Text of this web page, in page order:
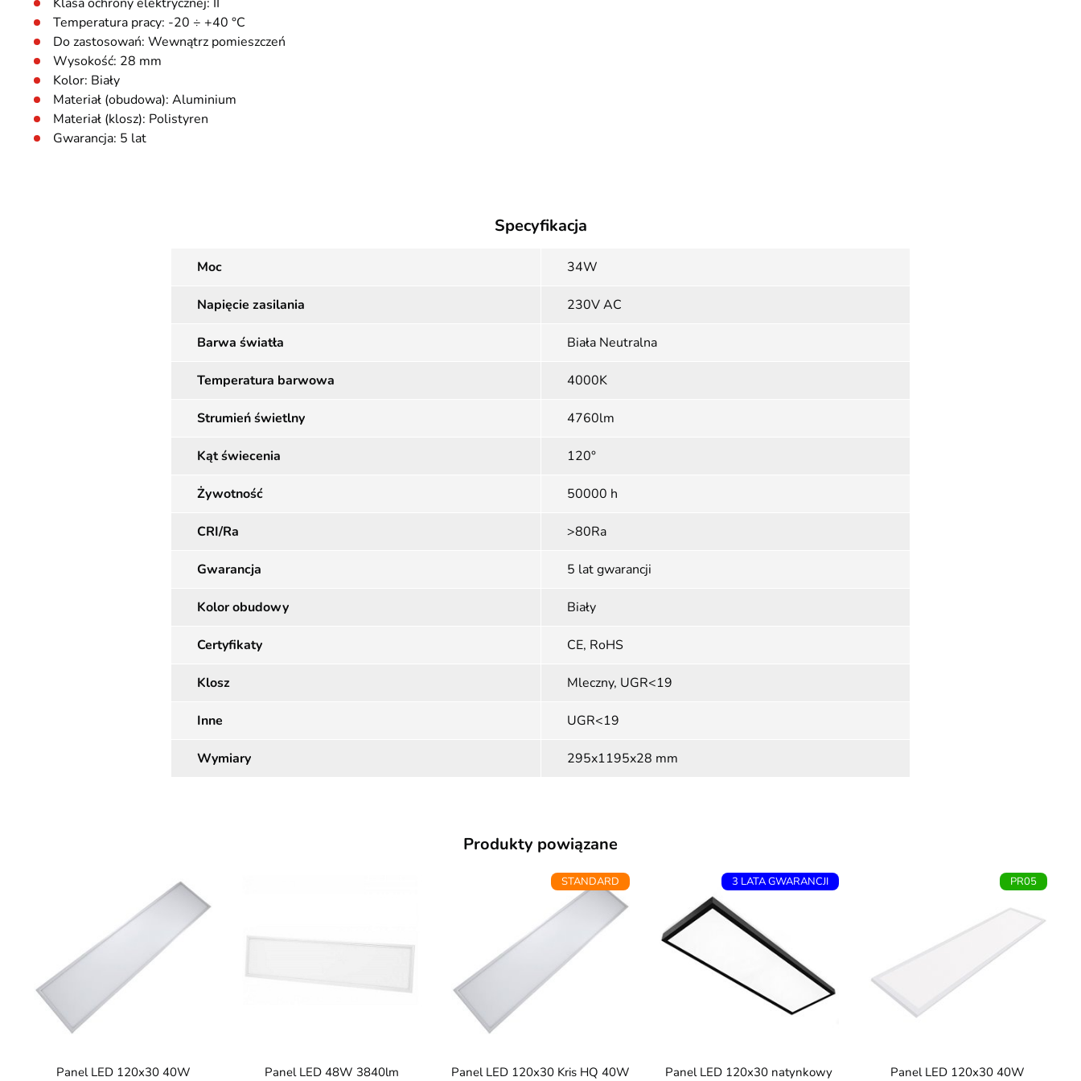
Temperatura pracy: -20 ÷ +40 °C
Do zastosowań: Wewnątrz pomieszczeń
Wysokość: 28 mm
Kolor: Biały
Materiał (obudowa): Aluminium
Materiał (klosz): Polistyren
Gwarancja: 5 lat
Specyfikacja
Moc 34W
Napięcie zasilania 230V AC
Barwa światła Biała Neutralna
Temperatura barwowa 4000K
Strumień świetlny 4760lm
Kąt świecenia 120°
Żywotność 50000 h
CRI/Ra >80Ra
Gwarancja 5 lat gwarancji
Kolor obudowy Biały
Certyfikaty CE, RoHS
Klosz Mleczny, UGR<19
Inne UGR<19
Wymiary 295x1195x28 mm
Produkty powiązane
Panel LED 120x30 40W
Panel LED 48W 3840lm
STANDARD
Panel LED 120x30 Kris HQ 40W
3 LATA GWARANCJI
Panel LED 120x30 natynkowy
PR05
Panel LED 120x30 40W